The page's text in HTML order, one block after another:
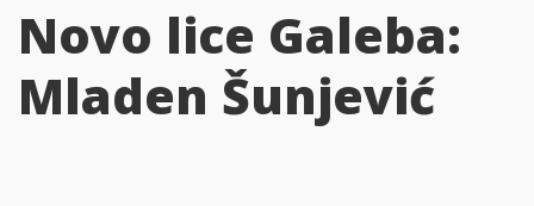
Novo lice Galeba:
Mladen Šunjević